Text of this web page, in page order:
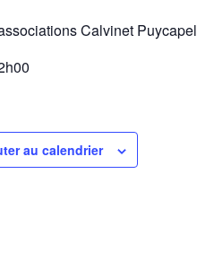
Calvinet Puycapel
au calendrier